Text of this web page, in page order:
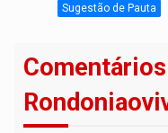
Sugestão de Pauta
Comentários